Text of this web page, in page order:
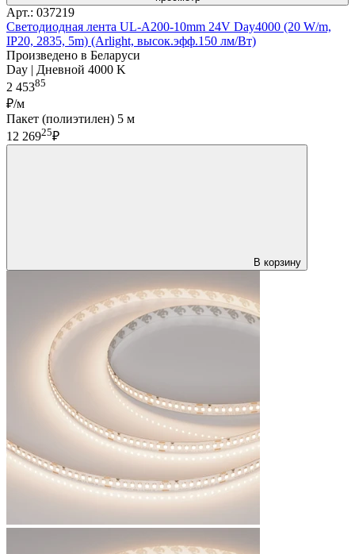
Арт.: 037219
Светодиодная лента UL-A200-10mm 24V Day4000 (20 W/m,
IP20, 2835, 5m) (Arlight, высок.эфф.150 лм/Вт)
Произведено в Беларуси
Day | Дневной 4000 K
2 45385
₽/м
Пакет (полиэтилен) 5 м
12 26925₽
В корзину